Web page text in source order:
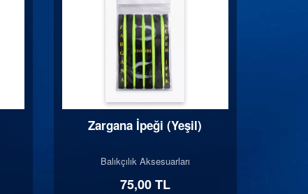
Zargana İpeği (Yeşil)
Balıkçılık Aksesuarları
75,00 TL